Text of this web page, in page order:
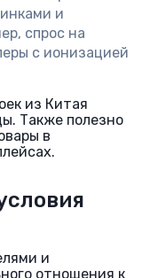
и
спрос на
с ионизацией
из Китая
Также полезно
в
и
отношения к